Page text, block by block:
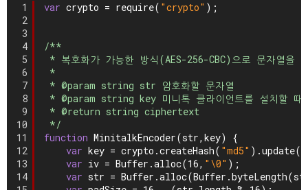
1
2
3
4
5
6
7
8
9
10
11
12
13
14
var crypto = require( "crypto" );
/**
* 복호화가 가능한 방식(AES-256-CBC)으로 문자열을
*
* @param string str 암호화할 문자열
* @param string key 미니톡 클라이언트를 설치할 때
* @return string ciphertext
*/
function MinitalkEncoder(str,key) {
var key = crypto.createHash( "md5"
var iv = Buffer.alloc(16, "\0" );
var str =